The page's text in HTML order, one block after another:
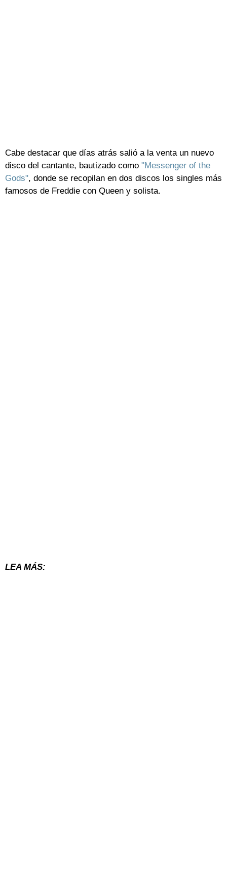
Cabe destacar que días atrás salió a la venta un nuevo
disco del cantante, bautizado como "Messenger of the
Gods", donde se recopilan en dos discos los singles más
famosos de Freddie con Queen y solista.
LEA MÁS: